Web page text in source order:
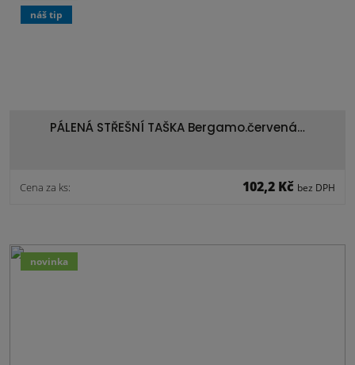
PÁLENÁ STŘEŠNÍ TAŠKA Bergamo.červená…
Cena za ks: 102,2 Kč bez DPH
náš tip
novinka